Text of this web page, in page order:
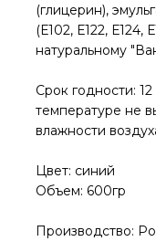
(глицерин),
(Е102, Е122, Е124,
натуральному
Срок годности:
температуре не
влажности
Цвет: синий
Объем: 600гр
Производство: